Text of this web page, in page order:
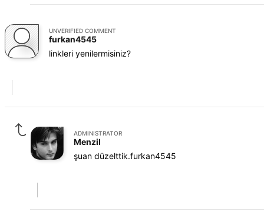
UNVERIFIED COMMENT
furkan4545
linkleri yenilermisiniz?
ADMINISTRATOR
Menzil
şuan düzelttik.furkan4545